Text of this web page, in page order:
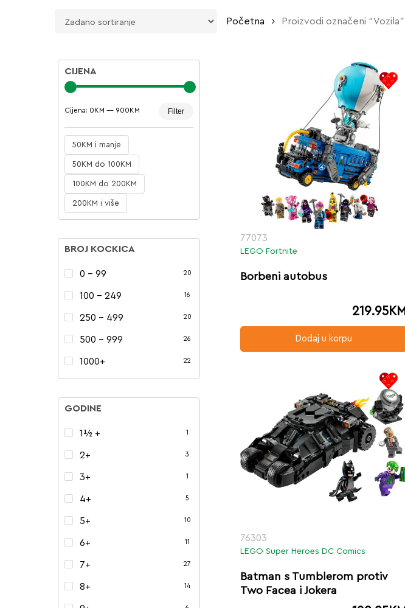
Početna Proizvodi označeni “Vozila”
CIJENA
cijena
cijena
Filter
Cijena: 0KM — 900KM
50KM i manje
50KM do 100KM
100KM do 200KM
200KM i više
BROJ KOCKICA
0 - 99 20
100 - 249 16
250 - 499 20
500 - 999 26
1000+ 22
GODINE
1½ + 1
2+ 3
3+ 1
4+ 5
5+ 10
6+ 11
7+ 27
8+ 14
77073
LEGO Fortnite
Borbeni autobus
219.95KM
Dodaj u korpu
76303
LEGO Super Heroes DC Comics
Batman s Tumblerom protiv
Two Facea i Jokera